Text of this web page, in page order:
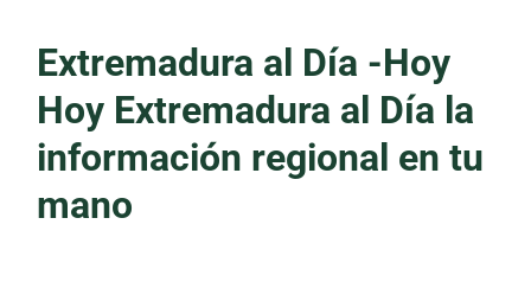
Extremadura al Día -Hoy
Hoy Extremadura al Día la
información regional en tu
mano